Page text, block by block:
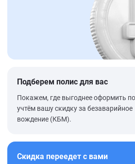
Подберем полис для вас
Покажем, где выгоднее оформить
учтём вашу скидку за безаварийное
вождение (КБМ).
Скидка переедет с вами